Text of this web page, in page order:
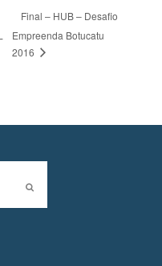
Final – HUB – Desafio
Empreenda Botucatu
2016